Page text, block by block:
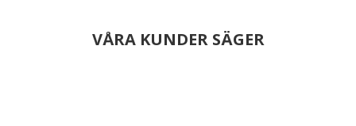
VÅRA KUNDER SÄGER